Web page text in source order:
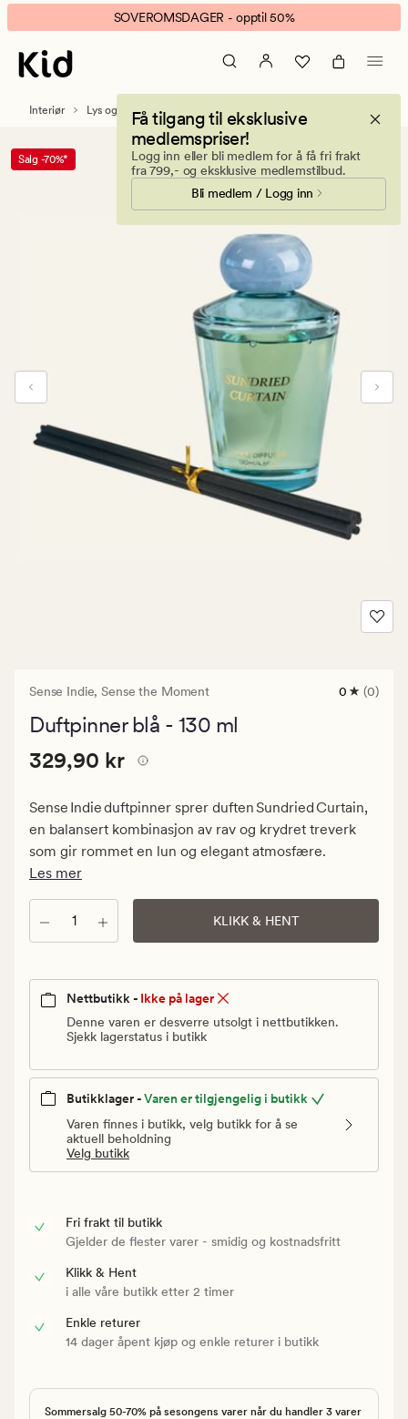
Sense
Indie
duftpinner
blå
banner.
Klikk
ESCAPE
pause.
SOVEROMSDAGER - opptil 50%
Få tilgang til eksklusive
medlemspriser!
Logg inn eller bli medlem for å få fri frakt
fra 799,- og eksklusive medlemstilbud.
Bli medlem / Logg inn
Interiør Lys og duftlys Duftpinner
Salg -70%*
Sense Indie,Sense the Moment
0
0
0 (0)
Duftpinner blå - 130 ml
Pris
329,90
329,90
kr
Pris 329,90 kr
329,90 kr
Sense Indie duftpinner sprer duften Sundried Curtain,
en balansert kombinasjon av rav og krydret treverk
som gir rommet en lun og elegant atmosfære.
Les mer
Antall KLIKK & HENT
Nettbutikk - Ikke på lager
Denne varen er desverre utsolgt i nettbutikken.
Sjekk lagerstatus i butikk
Butikklager -Varen er tilgjengelig i butikk
Varen finnes i butikk, velg butikk for å se
aktuell beholdning
Velg butikk
Fri frakt til butikk
Gjelder de flester varer - smidig og kostnadsfritt
Klikk & Hent
i alle våre butikk etter 2 timer
Enkle returer
14 dager åpent kjøp og enkle returer i butikk
Sommersalg 50-70% på sesongens varer når du handler 3 varer